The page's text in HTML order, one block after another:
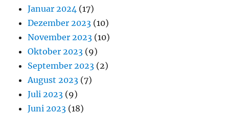
Januar 2024 (17)
Dezember 2023 (10)
November 2023 (10)
Oktober 2023 (9)
September 2023 (2)
August 2023 (7)
Juli 2023 (9)
Juni 2023 (18)